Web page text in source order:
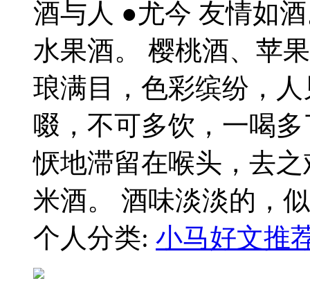
酒与人 ●尤今 友情如
水果酒。 樱桃酒、苹
琅满目，色彩缤纷，
啜，不可多饮，一喝
恹地滞留在喉头，去
米酒。 酒味淡淡的，
个人分类: 小马好文推